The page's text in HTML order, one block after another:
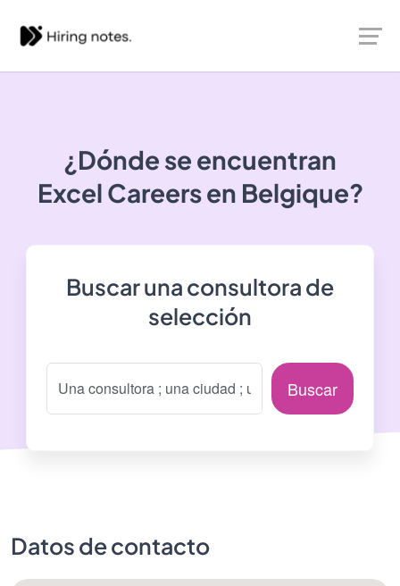
¿Dónde se encuentran
Excel Careersen Belgique?
Buscar una consultora de
selección
Buscar
Datos de contacto